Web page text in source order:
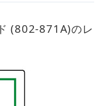
(802-871A)のレ